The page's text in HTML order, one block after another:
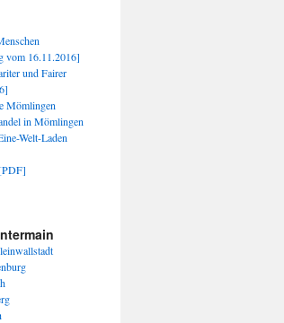
vom 16.11.2016]
und Fairer
Mömlingen
in Mömlingen
Welt-Laden